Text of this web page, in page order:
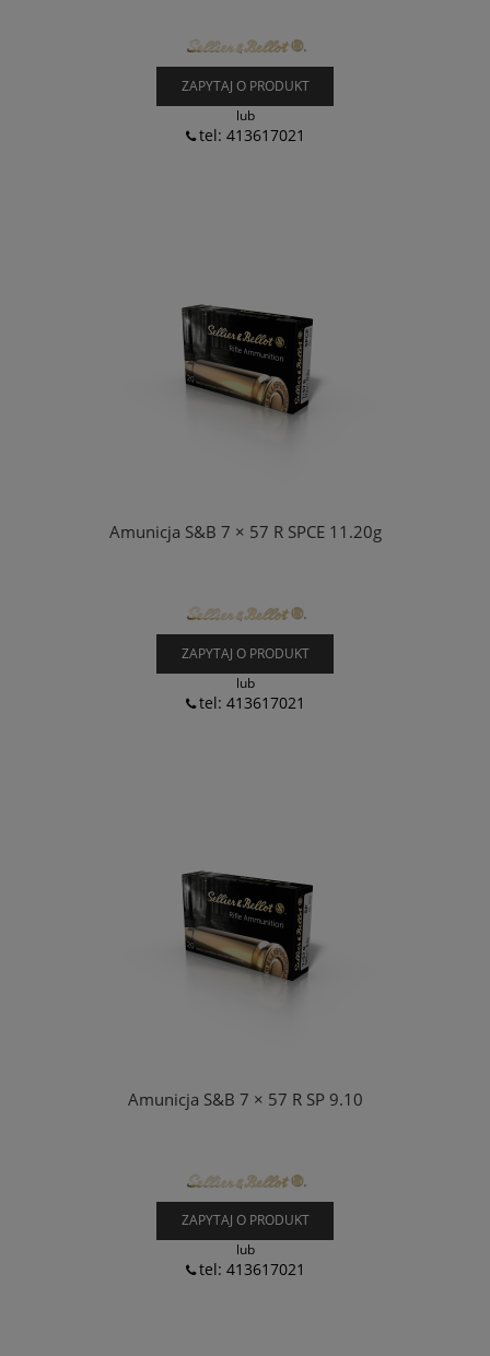
ZAPYTAJ O PRODUKT
lub
tel: 413617021
Amunicja S&B 7 × 57 R SPCE 11.20g
ZAPYTAJ O PRODUKT
lub
tel: 413617021
Amunicja S&B 7 × 57 R SP 9.10
ZAPYTAJ O PRODUKT
lub
tel: 413617021